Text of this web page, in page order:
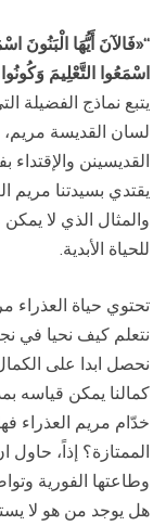
“«فَالآنَ أَيُّهَا
اسْمَعُوا التَّعْلِيمَ وَكُونُوا
يتبع نماذج الفضيلة
لسان القديسة
القديسينن والإقتداء
يقتدي بسيدتنا مريم
والمثال الذي لا
للحياة الأبدية.
تحتوي حياة
نتعلم كيف نحيا في
نحصل ابدا على
كمالنا يمكن قياسه
خدّام مريم العذراء
الممتازة؟ إذاً، حاول
وطاعتها الفورية
هل يوجد من هو لا